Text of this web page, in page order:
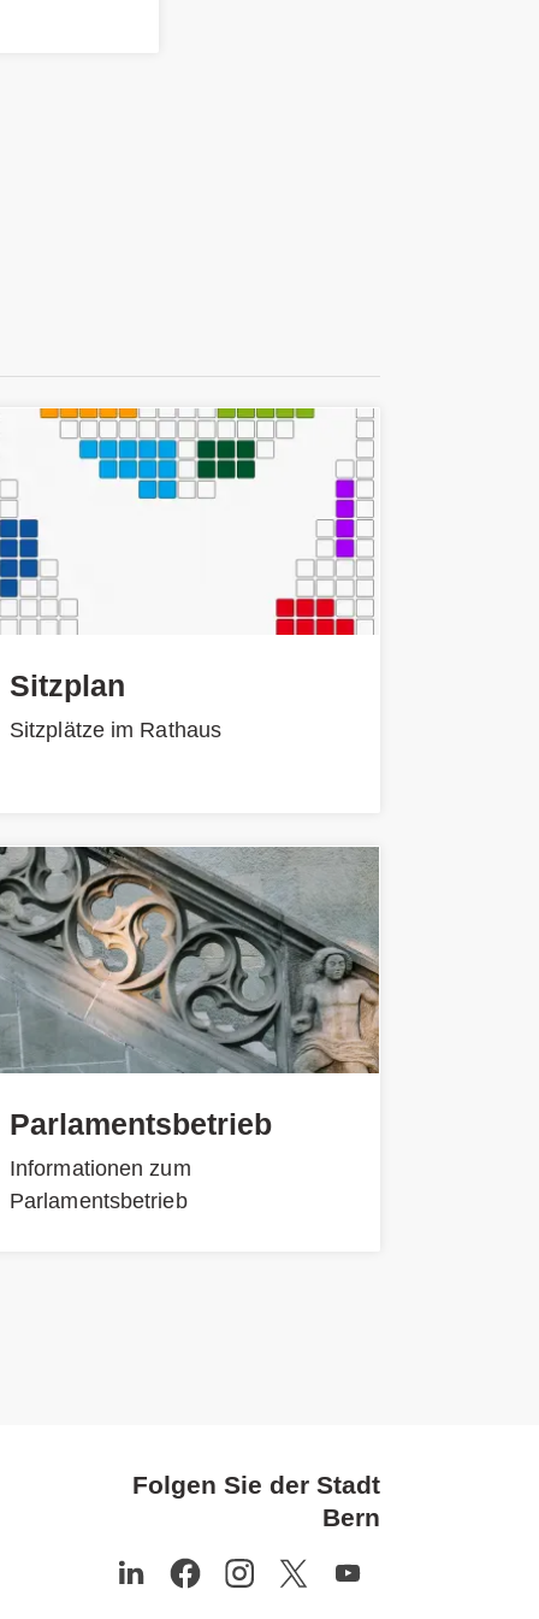
Sitzplan
Sitzplätze im Rathaus
Parlamentsbetrieb
Informationen zum
Parlamentsbetrieb
Folgen Sie der Stadt
Bern